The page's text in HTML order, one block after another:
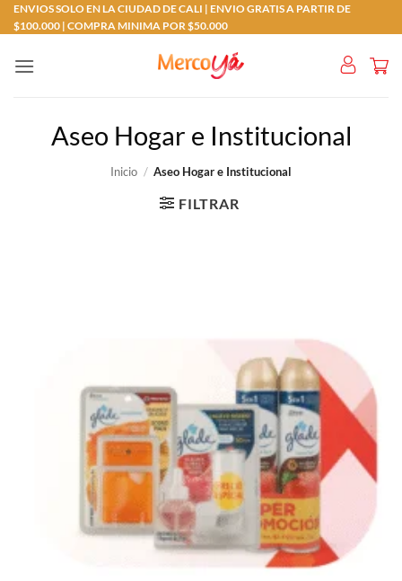
Saltar
al
ENVIOS SOLO EN LA CIUDAD DE CALI | ENVIO GRATIS A PARTIR DE
$100.000 | COMPRA MINIMA POR $50.000
Aseo Hogar e Institucional
Inicio / Aseo Hogar e Institucional
FILTRAR